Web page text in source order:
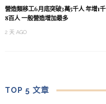
營造類移工6月底突破3萬5千人 年增1千
8百人 一般營造增加最多
2 天 AGO
TOP 5 文章